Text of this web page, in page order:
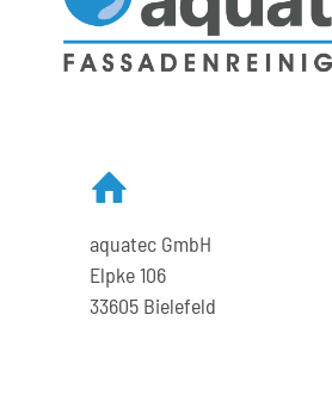
aquatec GmbH
Elpke 106
33605 Bielefeld